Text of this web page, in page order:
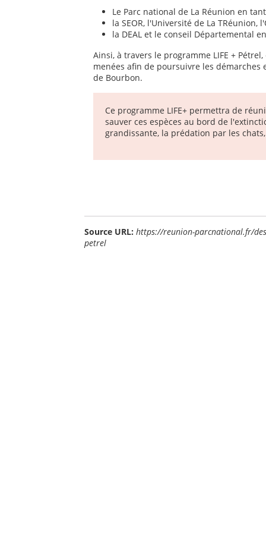
Le Parc national de La Réunion en
la SEOR, l'Université de La TRéunion,
la DEAL et le conseil Départemental
Ainsi, à travers le programme LIFE +
menées afin de poursuivre les
de Bourbon.
Ce programme LIFE+ permettra de
sauver ces espèces au bord de
grandissante, la prédation par les
Source URL: https://reunion-parcnational.fr/
petrel